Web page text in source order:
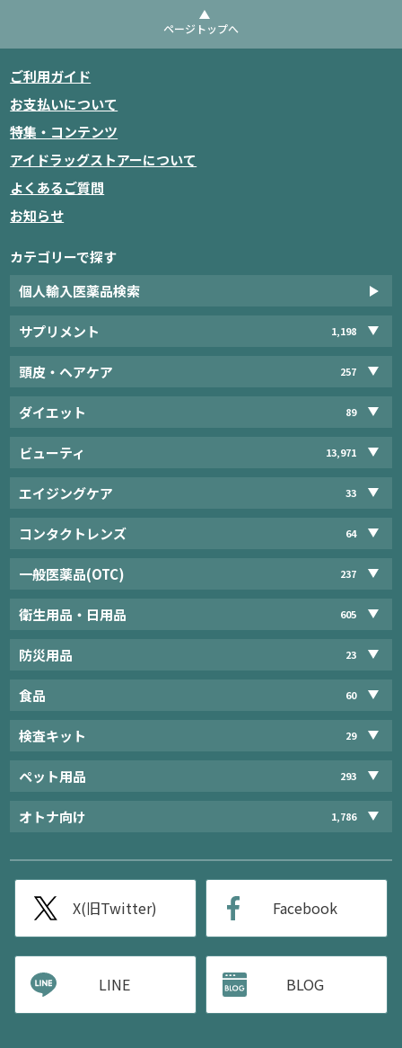
ページトップへ
ご利用ガイド
お支払いについて
特集・コンテンツ
アイドラッグストアーについて
よくあるご質問
お知らせ
カテゴリーで探す
個人輸入医薬品検索
サプリメント 1,198
頭皮・ヘアケア 257
ダイエット 89
ビューティ 13,971
エイジングケア 33
コンタクトレンズ 64
一般医薬品(OTC) 237
衛生用品・日用品 605
防災用品 23
食品 60
検査キット 29
ペット用品 293
オトナ向け 1,786
X(旧Twitter) Facebook
LINE BLOG